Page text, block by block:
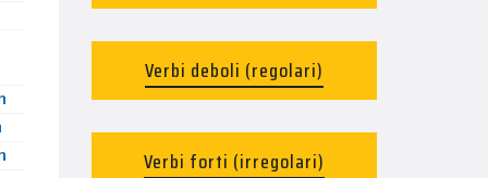
Verbi deboli (regolari)
Verbi forti (irregolari)